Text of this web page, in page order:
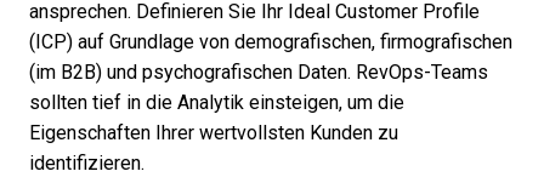
ansprechen. Definieren Sie Ihr Ideal Customer Profile
(ICP) auf Grundlage von demografischen, firmografischen
(im B2B) und psychografischen Daten. RevOps-Teams
sollten tief in die Analytik einsteigen, um die
Eigenschaften Ihrer wertvollsten Kunden zu
identifizieren.